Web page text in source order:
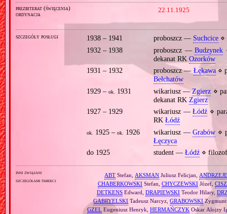
prezbiterat (święcenia)
ordynacja
22.11.1925
szczegóły posługi 1938 – 1941 proboszcz — Suchcice⋄
1932 – 1938
proboszcz —Budzynek
dekanat RK Ozorków
1931 – 1932
proboszcz — Łękawa⋄
Bełchatów
1929 –ok. 1931 wikariusz —Zgierz ⋄
dekanat RK Zgierz
1927 – 1929
wikariusz —Łódź ⋄
RK Łódź
ok. 1925 –ok. 1926 wikariusz —Grabów ⋄
Łęczyca
do 1925
student — Łódź⋄
inni związani
szczegółami śmierci
ABT Stefan, AKSMAN Juliusz Felicjan,
CHABERKOWSKIStefan, CHYCZEWSKIJózef,
DETKENSEdward, DRAPIEWSKITeodor Hilary,
GABRYELSKI Tadeusz Narcyz,GRABOWSKI
GZEL Eugeniusz Henryk, HERMAŃCZYKOskar Alojzy